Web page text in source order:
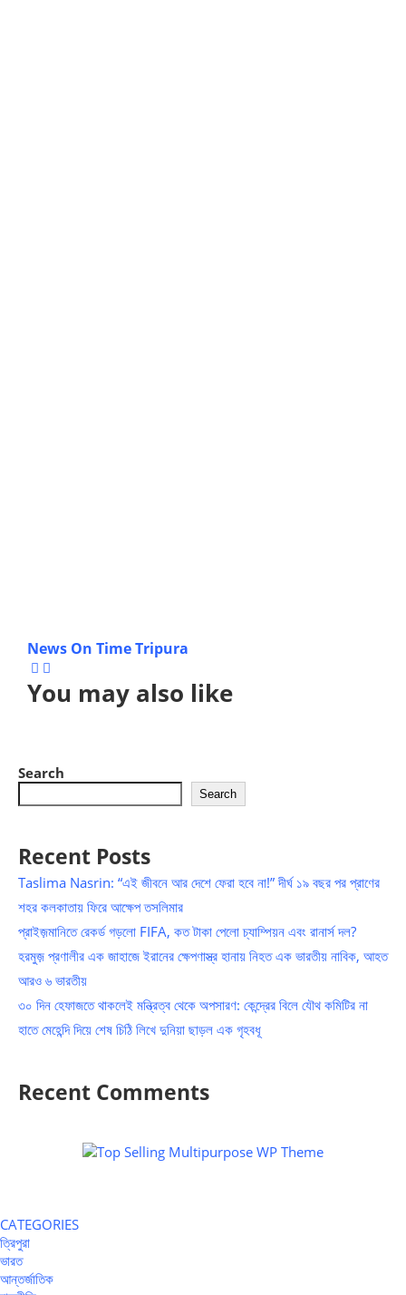
News On Time Tripura
You may also like
Search
Search
Recent Posts
Taslima Nasrin: “এই জীবনে আর দেশে ফেরা হবে না!” দীর্ঘ ১৯ বছর পর প্রাণের
শহর কলকাতায় ফিরে আক্ষেপ তসলিমার
প্রাইজ়মানিতে রেকর্ড গড়লো FIFA, কত টাকা পেলো চ্যাম্পিয়ন এবং রানার্স দল?
হরমুজ় প্রণালীর এক জাহাজে ইরানের ক্ষেপণাস্ত্র হানায় নিহত এক ভারতীয় নাবিক, আহত
আরও ৬ ভারতীয়
৩০ দিন হেফাজতে থাকলেই মন্ত্রিত্ব থেকে অপসারণ: কেন্দ্রের বিলে যৌথ কমিটির না
হাতে মেহেন্দি দিয়ে শেষ চিঠি লিখে দুনিয়া ছাড়ল এক গৃহবধূ
Recent Comments
CATEGORIES
ত্রিপুরা
ভারত
আন্তর্জাতিক